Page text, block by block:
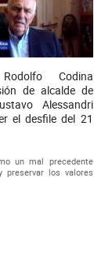
Codina
de alcalde de
Alessandri
el desfile del 21
un mal precedente
preservar los valores